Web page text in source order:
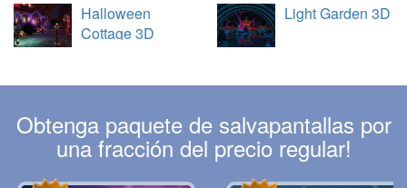
Halloween
Cottage 3D
Light Garden 3D
Obtenga paquete de salvapantallas por
una fracción del precio regular!